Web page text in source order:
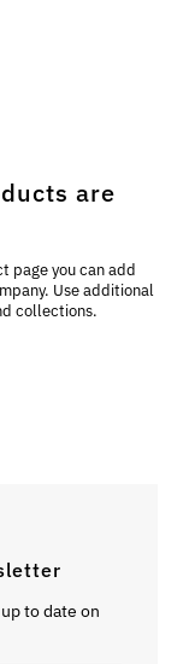
are
page you can add
Use additional
collections.
to date on